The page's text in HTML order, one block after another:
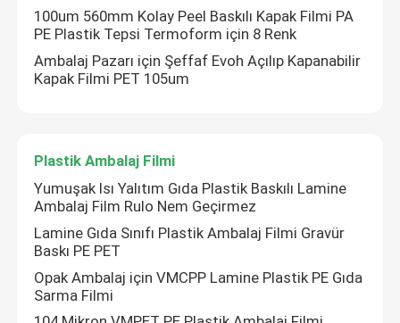
Kalite kontrol
Bize ulaşın
Tüm servis talepleri
Gıda Ambalaj poşetleri
Kahve Paketleme Torbaları
100um 560mm Kolay Peel Baskılı Kapak Filmi PA
PE Plastik Tepsi Termoform için 8 Renk
Ambalaj Pazarı için Şeffaf Evoh Açılıp Kapanabilir
Kapak Filmi PET 105um
Plastik Ambalaj Filmi
Yumuşak Isı Yalıtım Gıda Plastik Baskılı Lamine
Ambalaj Film Rulo Nem Geçirmez
Lamine Gıda Sınıfı Plastik Ambalaj Filmi Gravür
Baskı PE PET
Opak Ambalaj için VMCPP Lamine Plastik PE Gıda
Sarma Filmi